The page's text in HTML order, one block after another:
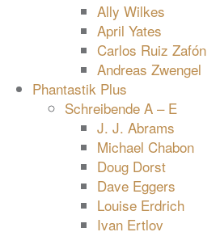
Ally Wilkes
April Yates
Carlos Ruiz Zafón
Andreas Zwengel
Phantastik Plus
Schreibende A – E
J. J. Abrams
Michael Chabon
Doug Dorst
Dave Eggers
Louise Erdrich
Ivan Ertlov